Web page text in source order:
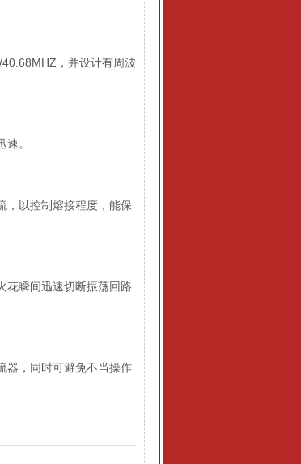
，并设计有周波
。
以控制熔接程度，能保
瞬间迅速切断振荡回路
，同时可避免不当操作